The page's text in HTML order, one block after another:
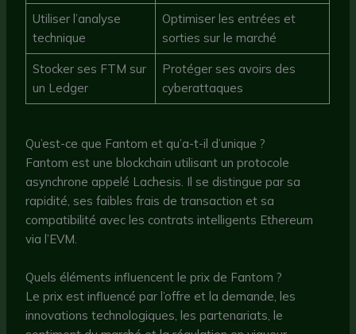
Utiliser l’analyse
technique
Optimiser les entrées et
sorties sur le marché
Stocker ses FTM sur
un Ledger
Protéger ses avoirs des
cyberattaques
Qu’est-ce que Fantom et qu’a-t-il d’unique ?
Fantom est une blockchain utilisant un protocole
asynchrone appelé Lachesis. Il se distingue par sa
rapidité, ses faibles frais de transaction et sa
compatibilité avec les contrats intelligents Ethereum
via l’EVM.
Quels éléments influencent le prix de Fantom ?
Le prix est influencé par l’offre et la demande, les
innovations technologiques, les partenariats, le